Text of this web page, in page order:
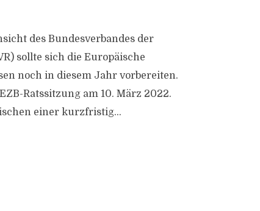
des Bundesverbandes der
sollte sich die Europäische
noch in diesem Jahr vorbereiten.
Ratssitzung am 10. März 2022.
einer kurzfristig...